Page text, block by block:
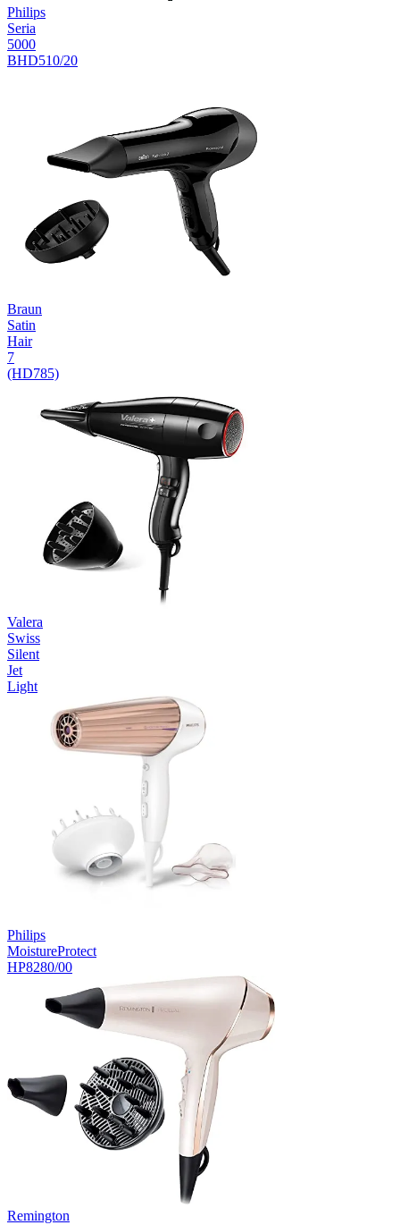
Philips
Seria
5000
BHD510/20
Braun
Satin
Hair
7
(HD785)
Valera
Swiss
Silent
Jet
Light
Philips
MoistureProtect
HP8280/00
Remington